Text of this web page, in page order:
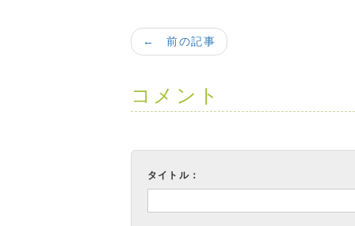
← 前の記事
コメント
タイトル：